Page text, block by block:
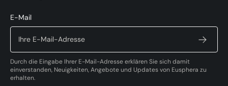
E-Mail
Durch die Eingabe Ihrer E-Mail-Adresse erklären Sie sich damit
einverstanden, Neuigkeiten, Angebote und Updates von Eusphera zu
erhalten.